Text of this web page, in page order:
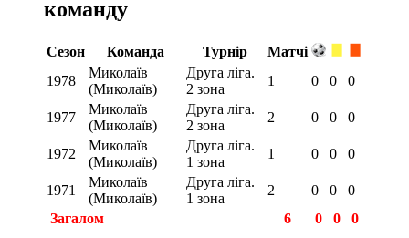
команду
Сезон Команда Турнір
Матчі
1978
Миколаїв
(Миколаїв)
Друга ліга.
2 зона
1 0 0 0
1977
Миколаїв
(Миколаїв)
Друга ліга.
2 зона
2 0 0 0
1972
Миколаїв
(Миколаїв)
Друга ліга.
1 зона
1 0 0 0
1971
Миколаїв
(Миколаїв)
Друга ліга.
1 зона
2 0 0
0
Загалом
6 0 0 0